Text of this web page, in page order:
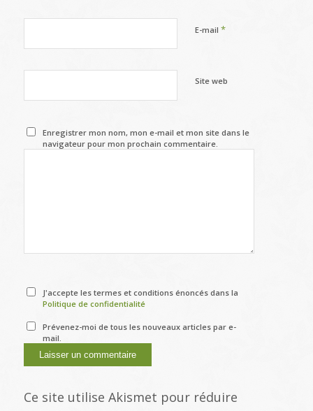
E-mail *
Site web
Enregistrer mon nom, mon e-mail et mon site dans le
navigateur pour mon prochain commentaire.
J'accepte les termes et conditions énoncés dans la
Politique de confidentialité
Prévenez-moi de tous les nouveaux articles par e-
mail.
Ce site utilise Akismet pour réduire